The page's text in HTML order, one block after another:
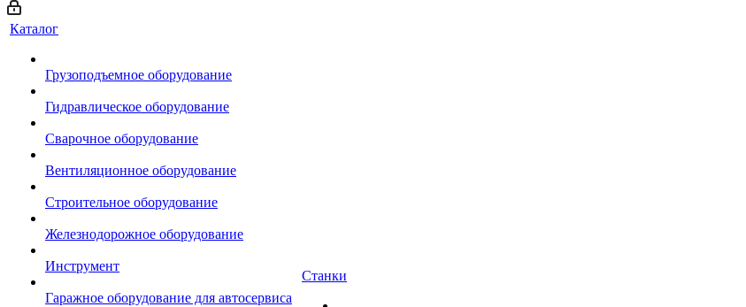
Каталог
Грузоподъемное оборудование
Гидравлическое оборудование
Сварочное оборудование
Вентиляционное оборудование
Строительное оборудование
Железнодорожное оборудование
Инструмент
Гаражное оборудование для автосервиса
Станки